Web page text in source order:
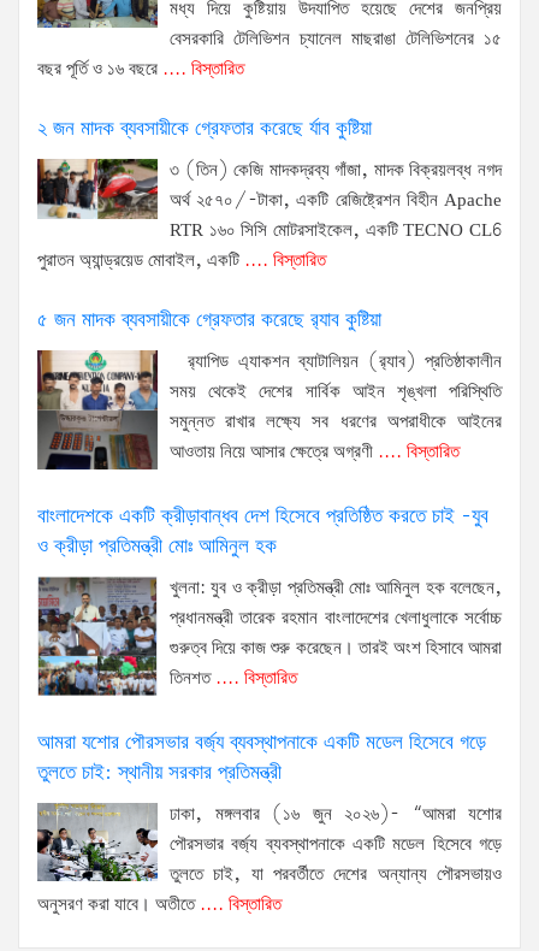
মধ্য দিয়ে কুষ্টিয়ায় উদযাপিত হয়েছে দেশের জনপ্রিয়
বেসরকারি টেলিভিশন চ্যানেল মাছরাঙা টেলিভিশনের ১৫
বছর পূর্তি ও ১৬ বছরে .... বিস্তারিত
২ জন মাদক ব্যবসায়ীকে গ্রেফতার করেছে র্যাব কুষ্টিয়া
৩ (তিন) কেজি মাদকদ্রব্য গাঁজা, মাদক বিক্রয়লব্ধ নগদ
অর্থ ২৫৭০/-টাকা, একটি রেজিষ্ট্রেশন বিহীন Apache
RTR ১৬০ সিসি মোটরসাইকেল, একটি TECNO CL6
পুরাতন অ্যান্ড্রয়েড মোবাইল, একটি .... বিস্তারিত
৫ জন মাদক ব্যবসায়ীকে গ্রেফতার করেছে র‌্যাব কুষ্টিয়া
র‌্যাপিড এ্যাকশন ব্যাটালিয়ন (র‌্যাব) প্রতিষ্ঠাকালীন
সময় থেকেই দেশের সার্বিক আইন শৃঙ্খলা পরিস্থিতি
সমুন্নত রাখার লক্ষ্যে সব ধরণের অপরাধীকে আইনের
আওতায় নিয়ে আসার ক্ষেত্রে অগ্রণী .... বিস্তারিত
বাংলাদেশকে একটি ক্রীড়াবান্ধব দেশ হিসেবে প্রতিষ্ঠিত করতে চাই -যুব
ও ক্রীড়া প্রতিমন্ত্রী মোঃ আমিনুল হক
খুলনা: যুব ও ক্রীড়া প্রতিমন্ত্রী মোঃ আমিনুল হক বলেছেন,
প্রধানমন্ত্রী তারেক রহমান বাংলাদেশের খেলাধুলাকে সর্বোচ্চ
গুরুত্ব দিয়ে কাজ শুরু করেছেন। তারই অংশ হিসাবে আমরা
তিনশত.... বিস্তারিত
আমরা যশোর পৌরসভার বর্জ্য ব্যবস্থাপনাকে একটি মডেল হিসেবে গড়ে
তুলতে চাই: স্থানীয় সরকার প্রতিমন্ত্রী
ঢাকা, মঙ্গলবার (১৬ জুন ২০২৬)- “আমরা যশোর
পৌরসভার বর্জ্য ব্যবস্থাপনাকে একটি মডেল হিসেবে গড়ে
তুলতে চাই, যা পরবর্তীতে দেশের অন্যান্য পৌরসভায়ও
অনুসরণ করা যাবে। অতীতে.... বিস্তারিত